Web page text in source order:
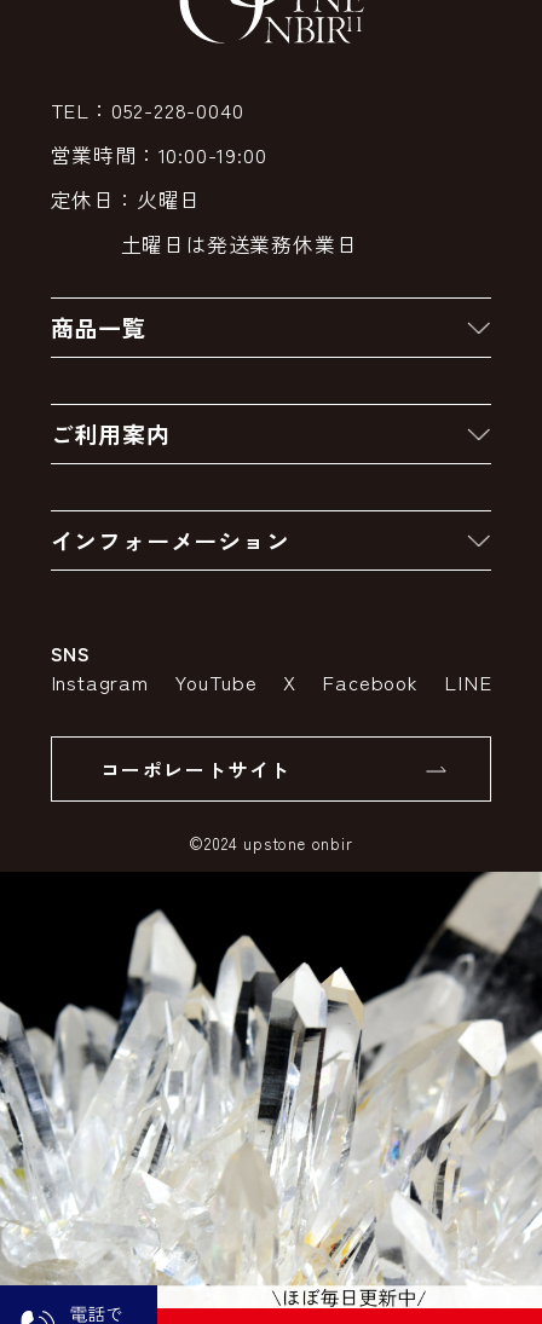
TEL：052-228-0040
営業時間：10:00-19:00
定休日：火曜日
土曜日は発送業務休業日
商品一覧
クーポン
卸販売・大量注文
アウトレットセール
ご利用案内
お支払いについて
インフォーメーション
特定商取引法の表示
SSLサーバー証明書とは
SNS
Instagram YouTube X Facebook LINE
コーポレートサイト
©2024 upstone onbir